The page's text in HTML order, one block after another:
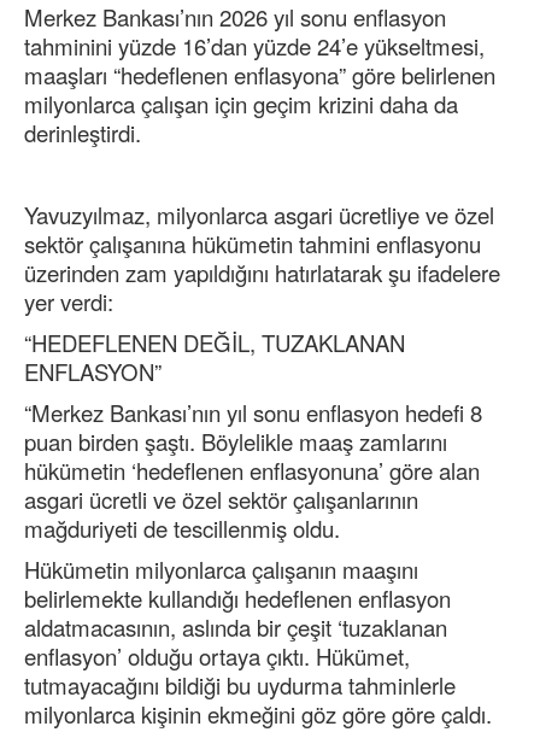
Merkez Bankası’nın 2026 yıl sonu enflasyon
tahminini yüzde 16’dan yüzde 24’e yükseltmesi,
maaşları “hedeflenen enflasyona” göre belirlenen
milyonlarca çalışan için geçim krizini daha da
derinleştirdi.
Yavuzyılmaz, milyonlarca asgari ücretliye ve özel
sektör çalışanına hükümetin tahmini enflasyonu
üzerinden zam yapıldığını hatırlatarak şu ifadelere
yer verdi:
“HEDEFLENEN DEĞİL, TUZAKLANAN
ENFLASYON”
“Merkez Bankası’nın yıl sonu enflasyon hedefi 8
puan birden şaştı. Böylelikle maaş zamlarını
hükümetin ‘hedeflenen enflasyonuna’ göre alan
asgari ücretli ve özel sektör çalışanlarının
mağduriyeti de tescillenmiş oldu.
Hükümetin milyonlarca çalışanın maaşını
belirlemekte kullandığı hedeflenen enflasyon
aldatmacasının, aslında bir çeşit ‘tuzaklanan
enflasyon’ olduğu ortaya çıktı. Hükümet,
tutmayacağını bildiği bu uydurma tahminlerle
milyonlarca kişinin ekmeğini göz göre göre çaldı.